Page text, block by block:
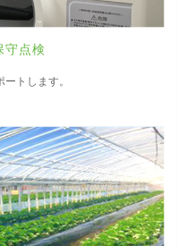
守点検
トします。